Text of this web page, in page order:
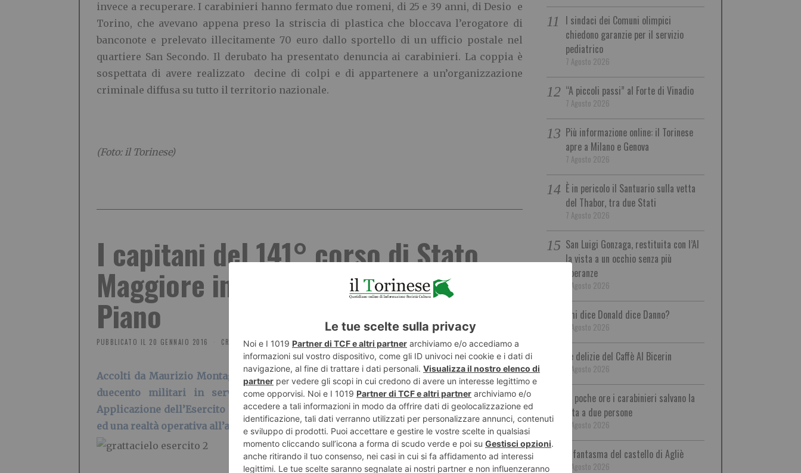
invece a recuperare. I carabinieri hanno fermato due romeni, di 25 e 39 anni, di Desio e
Torino, che avevano appena preso la striscia di plastica che bloccava l’erogatore di
banconote e prelevato illecitamente 70 euro dallo sportello di un ufficio postale nel
quartiere San Secondo. Il derubato ha presentato denuncia ai carabinieri. La coppia è
sospettata di avere realizzato decine di colpi e di appartenere a un’organizzazione
criminale diffusa su tutto il territorio nazionale.
(Foto: il Torinese)
I capitani del 141° corso di Stato
Maggiore in visita al grattacielo di
Piano
PUBBLICATO IL 20 GENNAIO 2016 CRONACA
Accolti da Maurizio Montagnese, Chief Innovation Officer di Intesa Sanpaolo, gli oltre
duecento militari in servizio presso Comando per la Formazione e Scuola di
Applicazione dell’Esercito hanno avuto l’opportunità di osservare da vicino un edificio
ed una realtà operativa all’avanguardia
I sindaci dei Comuni olimpici
chiedono garanzie per il servizio
pediatrico
7 Agosto 2026
“A piccoli passi” al Forte di Vinadio
7 Agosto 2026
Più informazione online: il Torinese
apre a Milano e Genova
7 Agosto 2026
È in pericolo il Santuario sulla vetta
del Thabor, tra due Stati
7 Agosto 2026
San Luigi Gonzaga, restituita con l’AI
la vista a un occhio senza più
speranze
7 Agosto 2026
Chi dice Donald dice Danno?
7 Agosto 2026
Le delizie del Caffè Al Bicerin
7 Agosto 2026
In poche ore i carabinieri salvano la
vita a due persone
7 Agosto 2026
Il fantasma del castello di Agliè
7 Agosto 2026